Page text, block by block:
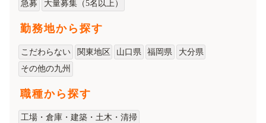
急募 大量募集（5名以上）
勤務地から探す
こだわらない 関東地区 山口県 福岡県
大分県
その他の九州
職種から探す
工場・倉庫・建築・土木・清掃